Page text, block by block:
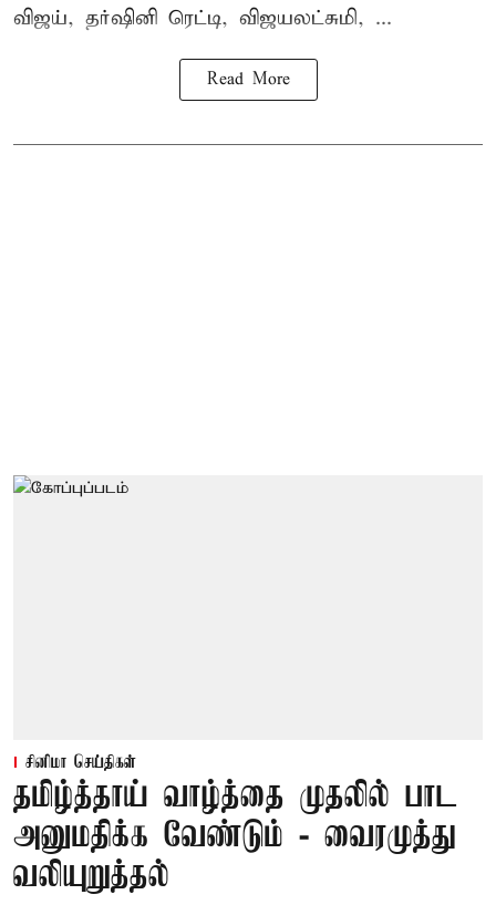
விஜய், தர்ஷினி ரெட்டி, விஜயலட்சுமி, ...
Read More
சினிமா செய்திகள்
தமிழ்த்தாய் வாழ்த்தை முதலில் பாட
அனுமதிக்க வேண்டும் - வைரமுத்து
வலியுறுத்தல்